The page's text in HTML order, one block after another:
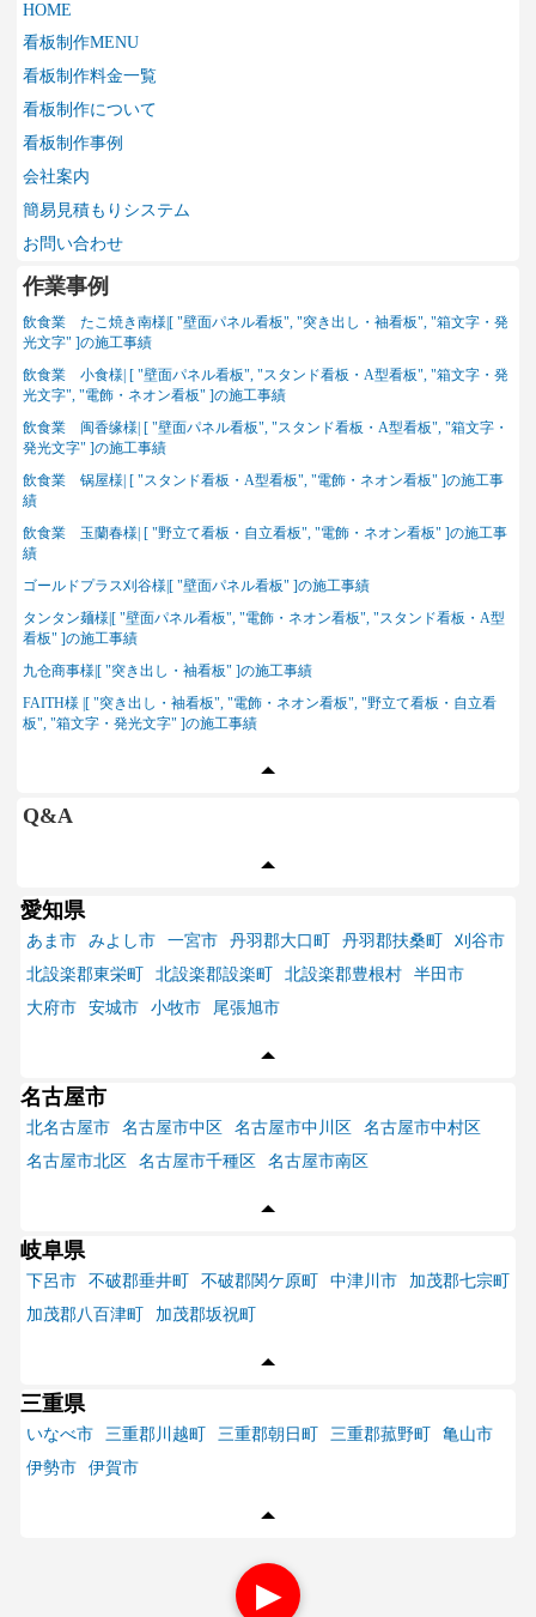
HOME
看板制作MENU
看板制作料金一覧
看板制作について
看板制作事例
会社案内
簡易見積もりシステム
お問い合わせ
作業事例
飲食業 たこ焼き南様|[ "壁面パネル看板", "突き出し・袖看板", "箱文字・発
光文字" ]の施工事績
飲食業 小食様| [ "壁面パネル看板", "スタンド看板・A型看板", "箱文字・発
光文字", "電飾・ネオン看板" ]の施工事績
飲食業 闽香缘様| [ "壁面パネル看板", "スタンド看板・A型看板", "箱文字・
発光文字" ]の施工事績
飲食業 锅屋様| [ "スタンド看板・A型看板", "電飾・ネオン看板" ]の施工事
績
飲食業 玉蘭春様| [ "野立て看板・自立看板", "電飾・ネオン看板" ]の施工事
績
ゴールドプラス刈谷様|[ "壁面パネル看板" ]の施工事績
タンタン麺様|[ "壁面パネル看板", "電飾・ネオン看板", "スタンド看板・A型
看板" ]の施工事績
九仓商事様|[ "突き出し・袖看板" ]の施工事績
FAITH様 |[ "突き出し・袖看板", "電飾・ネオン看板", "野立て看板・自立看
板", "箱文字・発光文字" ]の施工事績
Q&A
愛知県
あま市 みよし市 一宮市 丹羽郡大口町 丹羽郡扶桑町
刈谷市
北設楽郡東栄町
北設楽郡設楽町 北設楽郡豊根村
半田市
大府市
安城市 小牧市 尾張旭市
名古屋市
北名古屋市 名古屋市中区 名古屋市中川区
名古屋市中村区
名古屋市北区
名古屋市千種区 名古屋市南区
岐阜県
下呂市 不破郡垂井町 不破郡関ケ原町 中津川市
加茂郡七宗町
加茂郡八百津町
加茂郡坂祝町
三重県
いなべ市 三重郡川越町 三重郡朝日町 三重郡菰野町
亀山市
伊勢市
伊賀市
▶